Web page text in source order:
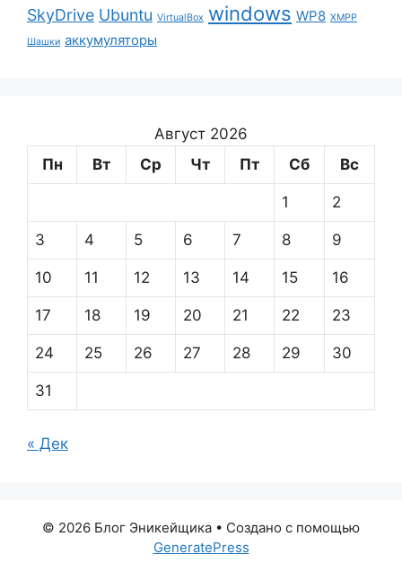
SkyDrive Ubuntu VirtualBox windows WP8 XMPP
Шашки аккумуляторы
Август 2026
Пн
Вт Ср Чт Пт Сб Вс
1 2
3 4 5 6 7 8 9
10 11 12 13 14 15 16
17 18 19 20 21 22 23
24 25 26 27 28 29 30
31
« Дек
© 2026 Блог Эникейщика • Создано с помощью
GeneratePress